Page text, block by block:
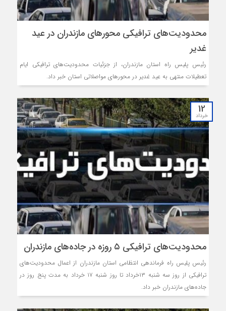
محدودیت‌های ترافیکی محورهای مازندران در عید
غدیر
رئیس پلیس راه استان مازندران، از جزئیات محدودیت‌های ترافیکی ایام
تعطیلات منتهی به عید غدیر در محورهای مواصلاتی استان خبر داد.
12
خرداد
محدودیت‌های ترافیکی ۵ روزه در جاده‌های مازندران
رئیس پلیس راه فرماندهی انتظامی استان مازندران از اعمال محدودیت‌های
ترافیکی از روز سه شنبه ۱۳خرداد تا روز شنبه ۱۷ خرداد به مدت پنج روز در
جاده‌های مازندران خبر داد.